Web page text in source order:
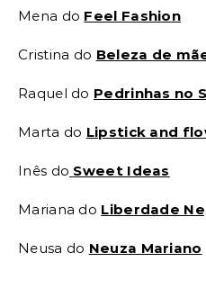
Mena do Feel Fashion
Cristina do Beleza de
Raquel do Pedrinhas no
Marta do Lipstick and
Inês do Sweet Ideas
Mariana do Liberdade
Neusa do Neuza Mariano